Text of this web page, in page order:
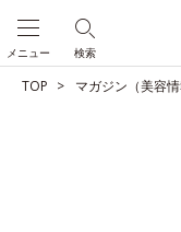
検索
メニュー
TOP マガジン（美容情